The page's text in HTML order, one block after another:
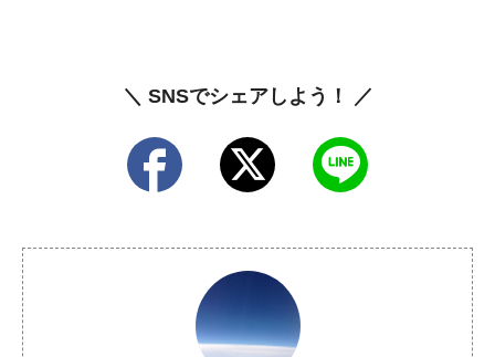
＼ SNSでシェアしよう！ ／